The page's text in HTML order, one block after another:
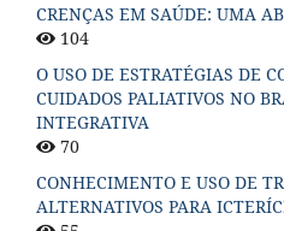
CRENÇAS EM SAÚDE: UMA
104
O USO DE ESTRATÉGIAS DE
CUIDADOS PALIATIVOS NO
INTEGRATIVA
70
CONHECIMENTO E USO DE
ALTERNATIVOS PARA